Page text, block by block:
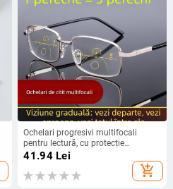
Ochelari progresivi multifocali
pentru lectură, cu protecție
împotriva luminii albastre, lentile
din policarbonat, ramă metalică,
pentru distanță, intermediar și
41.94Lei
add_shopping_cart